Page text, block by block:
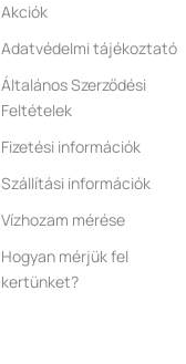
Akciók
Adatvédelmi tájékoztató
Általános Szerződési
Feltételek
Fizetési információk
Szállítási információk
Vízhozam mérése
Hogyan mérjük fel
kertünket?